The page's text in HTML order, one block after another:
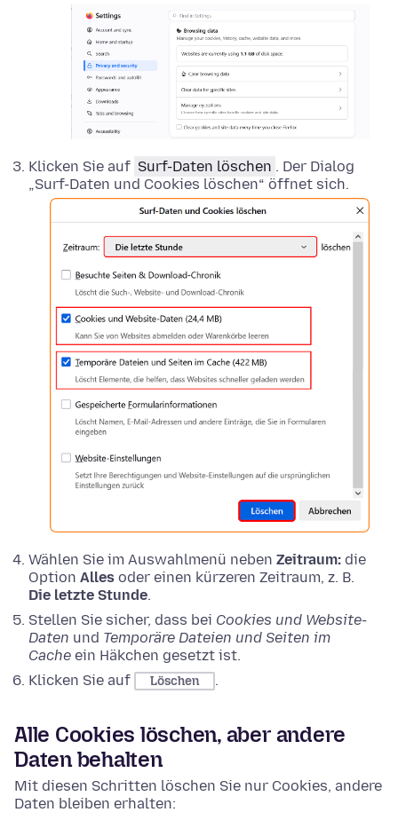
Klicken Sie auf Surf-Daten löschen . Der Dialog
„Surf-Daten und Cookies löschen“ öffnet sich.
Wählen Sie im Auswahlmenü neben Zeitraum: die
Option Alles oder einen kürzeren Zeitraum, z. B.
Die letzte Stunde.
Stellen Sie sicher, dass bei Cookies und Website-
Daten und Temporäre Dateien und Seiten im
Cache ein Häkchen gesetzt ist.
Klicken Sie auf
Löschen .
Alle Cookies löschen, aber andere
Daten behalten
Mit diesen Schritten löschen Sie nur Cookies, andere
Daten bleiben erhalten: